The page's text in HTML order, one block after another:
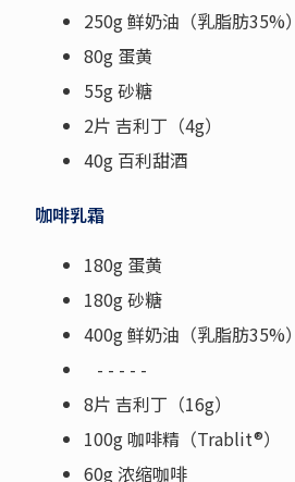
250g 鲜奶油（乳脂肪35%）
80g 蛋黄
55g 砂糖
2片 吉利丁（4g）
40g 百利甜酒
咖啡乳霜
180g 蛋黄
180g 砂糖
400g 鲜奶油（乳脂肪35%）
- - - - -
8片 吉利丁（16g）
100g 咖啡精（Trablit®）
60g 浓缩咖啡